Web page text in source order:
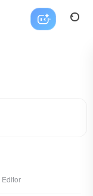
Editor